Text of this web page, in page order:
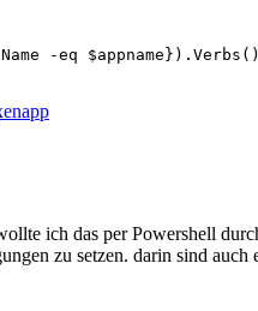
-eq
ich das per Powershell
zu setzen. darin sind